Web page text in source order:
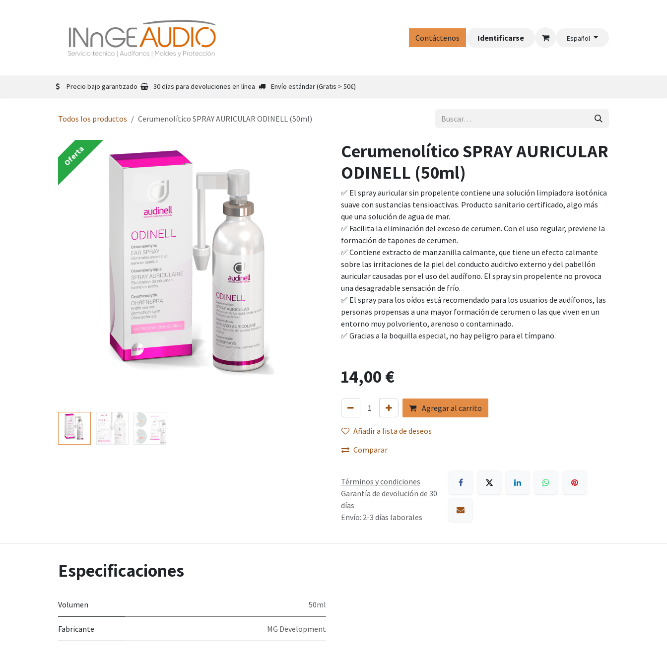
Reparación Audífonos Profesionales
Contáctenos Identificarse Español
Precio bajo garantizado 30 días para devoluciones en línea Envío estándar (Gratis > 50€)
Todos los productos Cerumenolítico SPRAY AURICULAR ODINELL (50ml)
Oferta
Cerumenolítico SPRAY AURICULAR
ODINELL (50ml)
✅ El spray auricular sin propelente contiene una solución limpiadora isotónica
suave con sustancias tensioactivas. Producto sanitario certificado, algo más
que una solución de agua de mar.
✅ Facilita la eliminación del exceso de cerumen. Con el uso regular, previene la
formación de tapones de cerumen.
✅ Contiene extracto de manzanilla calmante, que tiene un efecto calmante
sobre las irritaciones de la piel del conducto auditivo externo y del pabellón
auricular causadas por el uso del audífono. El spray sin propelente no provoca
una desagradable sensación de frío.
✅ El spray para los oídos está recomendado para los usuarios de audífonos, las
personas propensas a una mayor formación de cerumen o las que viven en un
entorno muy polvoriento, arenoso o contaminado.
✅ Gracias a la boquilla especial, no hay peligro para el tímpano.
14,00€
Agregar al carrito
Añadir a lista de deseos
Comparar
Términos y condiciones
Garantía de devolución de 30
días
Envío: 2-3 días laborales
Especificaciones
Volumen 50ml
Fabricante MG Development